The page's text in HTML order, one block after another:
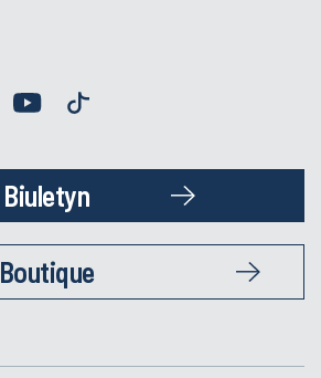
Biuletyn
Boutique